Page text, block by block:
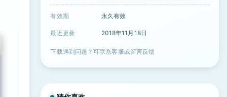
有效期 永久有效
最近更新 2018年11月18日
下载遇到问题？可联系客服或留言反馈